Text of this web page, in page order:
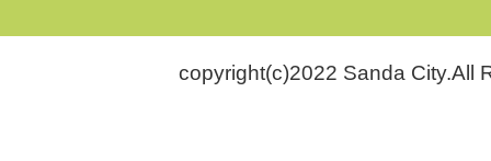
copyright(c)2022 Sanda City.All